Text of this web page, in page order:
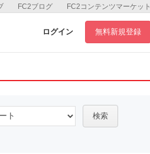
FC2コンテンツマーケット
FC2ブログ
ログイン 無料新規登録
検索